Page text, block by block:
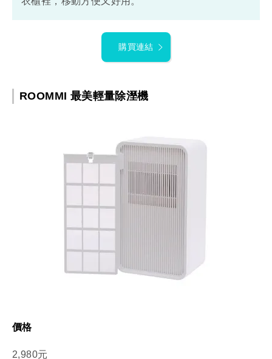
購買連結
ROOMMI 最美輕量除溼機
價格
2,980元